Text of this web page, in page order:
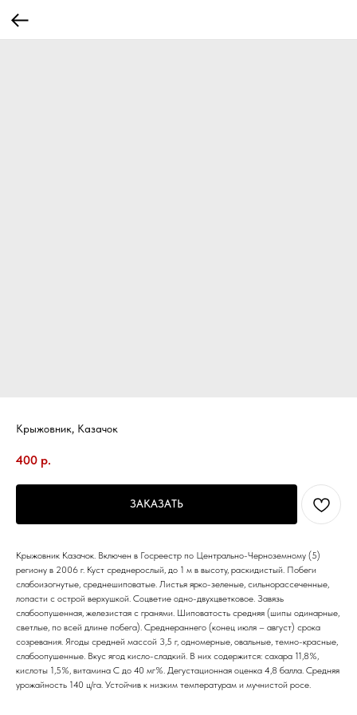
Крыжовник, Казачок
400 р.
ЗАКАЗАТЬ
Крыжовник Казачок. Включен в Госреестр по Центрально-Черноземному (5)
региону в 2006 г. Куст среднерослый, до 1 м в высоту, раскидистый. Побеги
слабоизогнутые, среднешиповатые. Листья ярко-зеленые, сильнорассеченные,
лопасти с острой верхушкой. Соцветие одно-двухцветковое. Завязь
слабоопушенная, железистая с гранями. Шиповатость средняя (шипы одинарные,
светлые, по всей длине побега). Среднераннего (конец июля – август) срока
созревания. Ягоды средней массой 3,5 г, одномерные, овальные, темно-красные,
слабоопушенные. Вкус ягод кисло-сладкий. В них содержится: сахара 11,8%,
кислоты 1,5%, витамина С до 40 мг%. Дегустационная оценка 4,8 балла. Средняя
урожайность 140 ц/га. Устойчив к низким температурам и мучнистой росе.